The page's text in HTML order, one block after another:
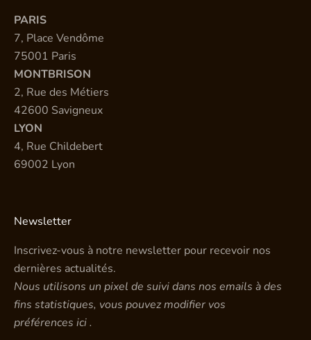
PARIS
7, Place Vendôme
75001 Paris
MONTBRISON
2, Rue des Métiers
42600 Savigneux
LYON
4, Rue Childebert
69002 Lyon
Newsletter
Inscrivez-vous à notre newsletter pour recevoir nos
dernières actualités.
Nous utilisons un pixel de suivi dans nos emails à des
fins statistiques, vous pouvez modifier vos
préférences ici.